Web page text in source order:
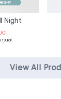
Night
View All